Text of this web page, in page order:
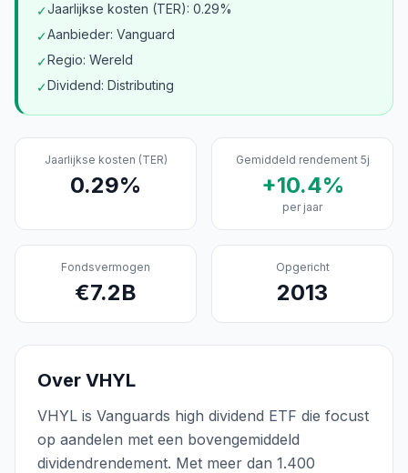
✓Jaarlijkse kosten (TER): 0.29%
✓Aanbieder: Vanguard
✓Regio: Wereld
✓Dividend: Distributing
Jaarlijkse kosten (TER)
0.29%
Gemiddeld rendement 5j
+10.4%
per jaar
Fondsvermogen
€7.2B
Opgericht
2013
Over VHYL
VHYL is Vanguards high dividend ETF die focust
op aandelen met een bovengemiddeld
dividendrendement. Met meer dan 1.400